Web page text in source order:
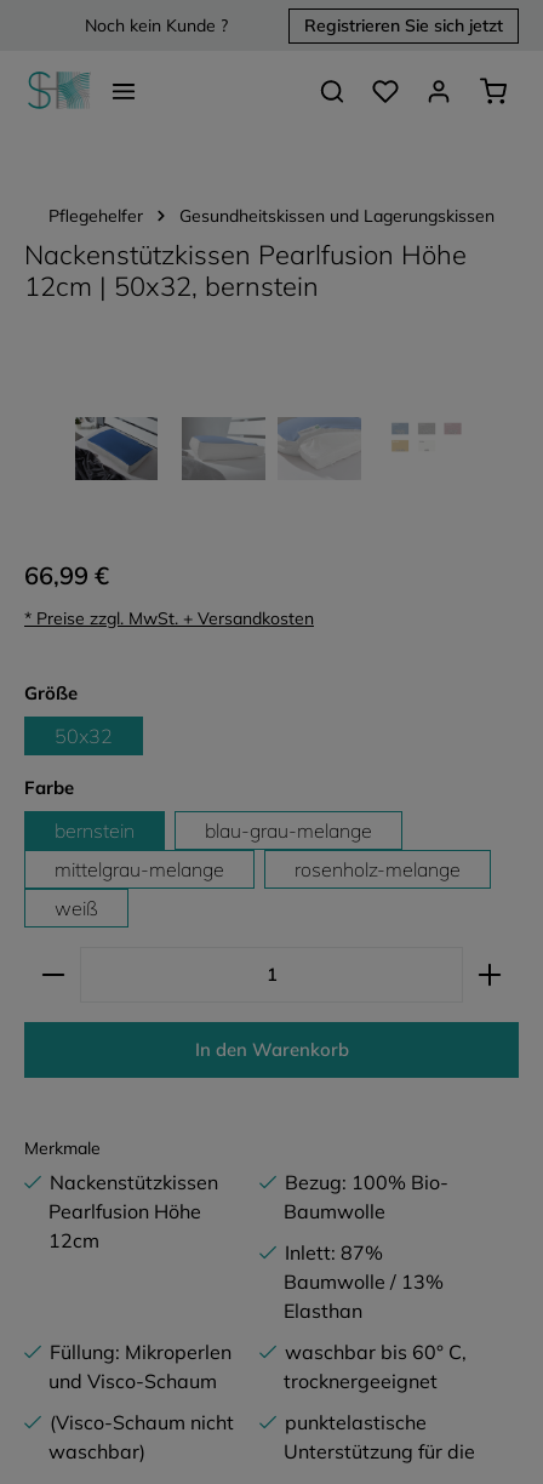
springenNoch kein Kunde ? Registrieren Sie sich jetzt
Du hast 0 Produkte
Pflegehelfer Gesundheitskissen und Lagerungskissen
Nackenstützkissen Pearlfusion Höhe
12cm | 50x32, bernstein
66,99 €
* Preise zzgl. MwSt. + Versandkosten
Größeauswählen
50x32
Farbeauswählen
bernstein
blau-grau-melange
mittelgrau-melange
rosenholz-melange
weiß
Produkt Anzahl: Gib den gewünschten Wert ein
In den Warenkorb
Merkmale
Nackenstützkissen
Pearlfusion Höhe
12cm
Bezug: 100% Bio-
Baumwolle
Inlett: 87%
Baumwolle / 13%
Elasthan
Füllung: Mikroperlen
und Visco-Schaum
waschbar bis 60° C,
trocknergeeignet
(Visco-Schaum nicht
waschbar)
punktelastische
Unterstützung für die